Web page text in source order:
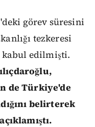
görev süresini
tezkeresi
kabul edilmişti.
de Türkiye'de
belirterek